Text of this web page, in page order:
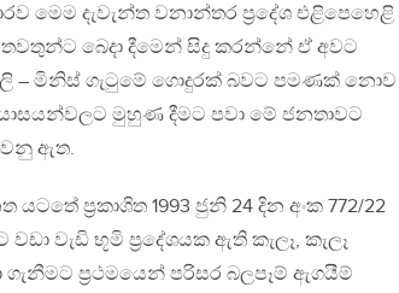
දැවැන්ත වනාන්තර ප‍්‍රදේශ එළිපෙහෙළි
බෙදා දීමෙන් සිදු කරන්නේ ඒ අවට
– මිනිස් ගැටුමේ ගොදුරක් බවට පමණක් නොව
මුහුණ දීමට පවා මේ ජනතාවට
වනු ඇත.
ප‍්‍රකාශිත 1993 ජුනි 24 දින අංක 772/22
වැඩි භූමි ප‍්‍රදේශයක ඇති කැලෑ, කැලෑ
ප‍්‍රථමයෙන් පරිසර බලපෑම් ඇගයීම්